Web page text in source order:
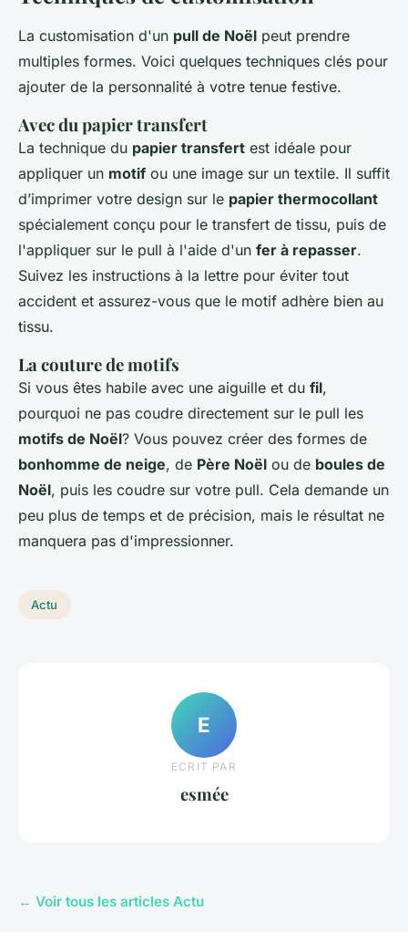
La customisation d'un pull de Noël peut prendre
multiples formes. Voici quelques techniques clés pour
ajouter de la personnalité à votre tenue festive.
Avec du papier transfert
La technique du papier transfert est idéale pour
appliquer un motif ou une image sur un textile. Il suffit
d’imprimer votre design sur le papier thermocollant
spécialement conçu pour le transfert de tissu, puis de
l'appliquer sur le pull à l'aide d'un fer à repasser.
Suivez les instructions à la lettre pour éviter tout
accident et assurez-vous que le motif adhère bien au
tissu.
La couture de motifs
Si vous êtes habile avec une aiguille et du fil,
pourquoi ne pas coudre directement sur le pull les
motifs de Noël? Vous pouvez créer des formes de
bonhomme de neige, de Père Noël ou de boules de
Noël, puis les coudre sur votre pull. Cela demande un
peu plus de temps et de précision, mais le résultat ne
manquera pas d'impressionner.
Actu
E
ECRIT PAR
esmée
← Voir tous les articles Actu